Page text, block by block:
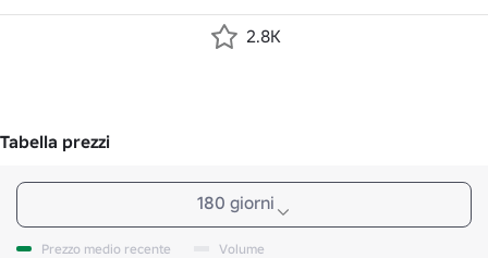
2.8K
Tabella prezzi
180 giorni
Prezzo medio recente Volume